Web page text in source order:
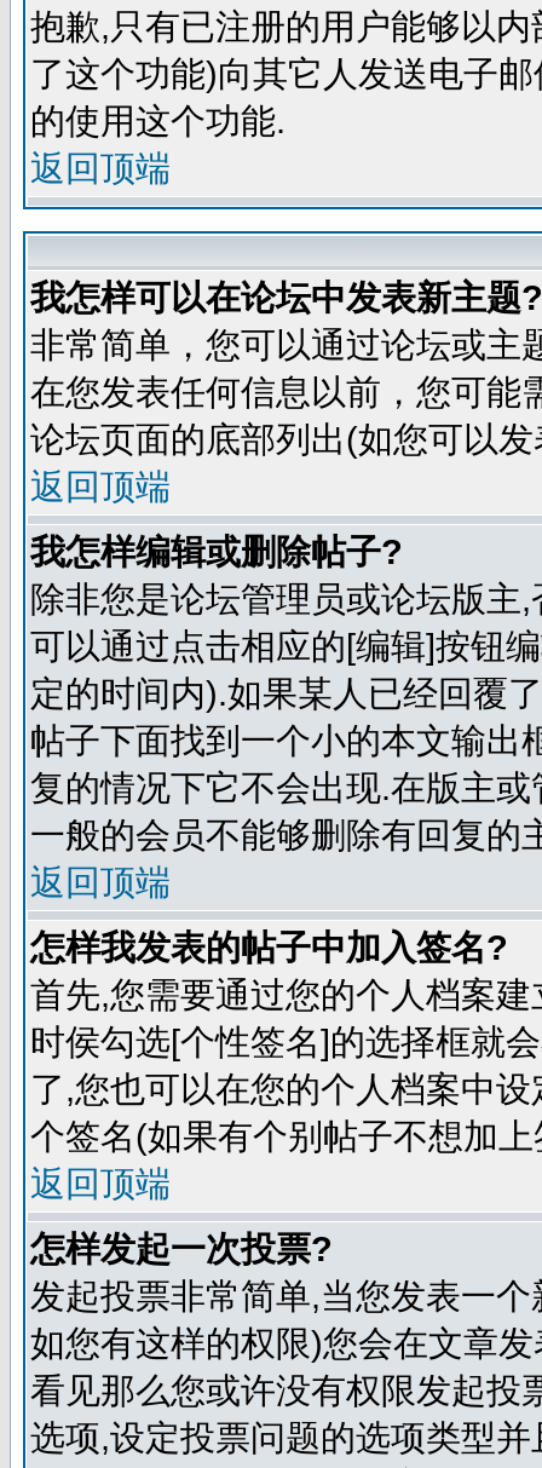
抱歉,只有已注册的用户能够以
了这个功能)向其它人发送电子
的使用这个功能.
返回顶端
我怎样可以在论坛中发表新主题?
非常简单，您可以通过论坛或主
在您发表任何信息以前，您可能
论坛页面的底部列出(如您可以
返回顶端
我怎样编辑或删除帖子?
除非您是论坛管理员或论坛版
可以通过点击相应的[编辑]按钮
定的时间内).如果某人已经回覆
帖子下面找到一个小的本文输出
复的情况下它不会出现.在版主
一般的会员不能够删除有回复的
返回顶端
怎样我发表的帖子中加入签名?
首先,您需要通过您的个人档案
时侯勾选[个性签名]的选择框就
了,您也可以在您的个人档案中
个签名(如果有个别帖子不想加
返回顶端
怎样发起一次投票?
发起投票非常简单,当您发表一
如您有这样的权限)您会在文章
看见那么您或许没有权限发起投
选项,设定投票问题的选项类型